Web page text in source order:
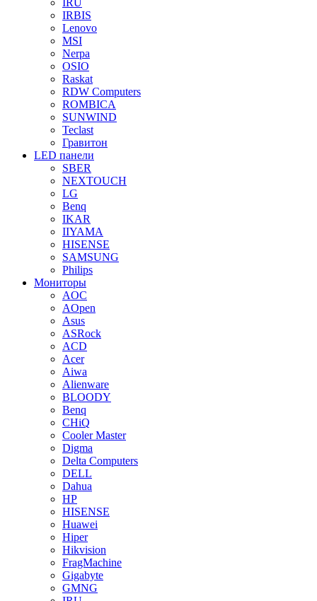
IRU
IRBIS
Lenovo
MSI
Nerpa
OSIO
Raskat
RDW Computers
ROMBICA
SUNWIND
Teclast
Гравитон
LED панели
SBER
NEXTOUCH
LG
Benq
IKAR
IIYAMA
HISENSE
SAMSUNG
Philips
Мониторы
AOC
AOpen
Asus
ASRock
ACD
Acer
Aiwa
Alienware
BLOODY
Benq
CHiQ
Cooler Master
Digma
Delta Computers
DELL
Dahua
HP
HISENSE
Huawei
Hiper
Hikvision
FragMachine
Gigabyte
GMNG